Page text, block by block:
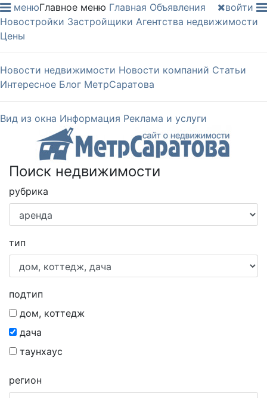
войти
менюГлавное меню Главная Объявления
Новостройки Застройщики Агентства недвижимости
Цены
Новости недвижимости Новости компаний Статьи
Интересное Блог МетрСаратова
Вид из окна Информация Реклама и услуги
Поиск недвижимости
рубрика
тип
подтип
дом, коттедж
дача
таунхаус
регион